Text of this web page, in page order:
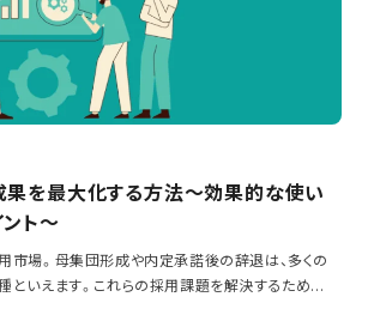
果を最大化する方法～効果的な使い
ト～
市場。母集団形成や内定承諾後の辞退は、多くの
といえます。これらの採用課題を解決するため